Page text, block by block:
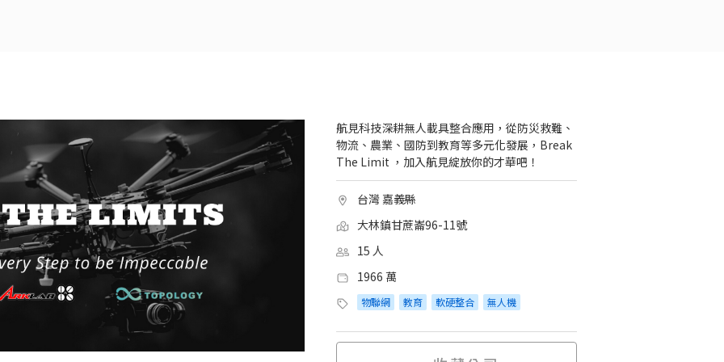
航見科技深耕無人載具整合應用，從防災救難、
物流、農業、國防到教育等多元化發展，Break
The Limit ，加入航見綻放你的才華吧！
台灣 嘉義縣
大林鎮甘蔗崙96-11號
15 人
1966 萬
物聯網 教育 軟硬整合 無人機